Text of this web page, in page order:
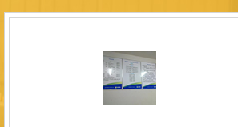
以质量创品牌，以品牌创市场的战略发展，